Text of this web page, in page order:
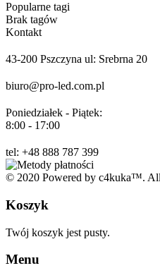
Popularne tagi
Brak tagów
Kontakt
43-200 Pszczyna ul: Srebrna 20
biuro@pro-led.com.pl
Poniedziałek - Piątek:
8:00 - 17:00
tel: +48 888 787 399
© 2020 Powered by c4kuka™. All
Koszyk
Twój koszyk jest pusty.
Menu